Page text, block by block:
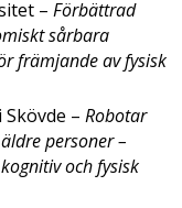
– Förbättrad
sårbara
främjande av fysisk
– Robotar
personer –
och fysisk